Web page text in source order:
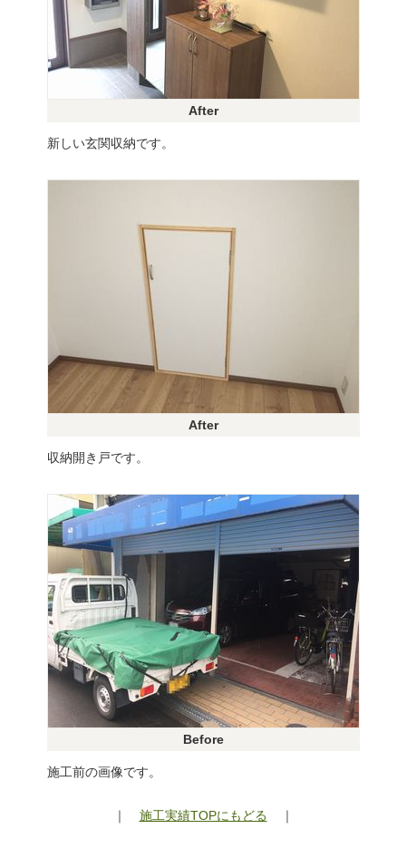
After
新しい玄関収納です。
After
収納開き戸です。
Before
施工前の画像です。
｜ 施工実績TOPにもどる ｜